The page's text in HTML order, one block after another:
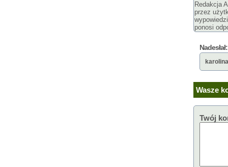
Redakcja
przez
ponosi
Nadesłał:
Wasze
Twój